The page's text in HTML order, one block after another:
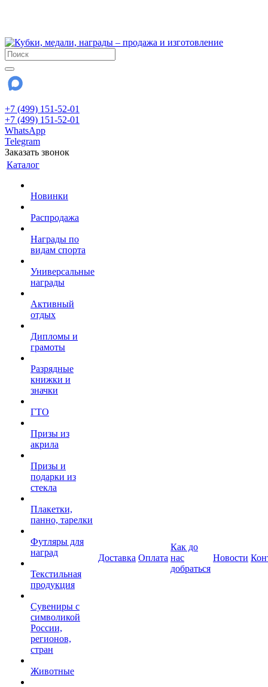
+7 (499) 151-52-01
+7 (499) 151-52-01
WhatsApp
Telegram
Заказать звонок
Каталог
Новинки
Распродажа
Награды по
видам спорта
Универсальные
награды
Активный
отдых
Дипломы и
грамоты
Разрядные
книжки и
значки
ГТО
Призы из
акрила
Призы и
подарки из
стекла
Плакетки,
панно, тарелки
Футляры для
наград
Текстильная
продукция
Сувениры с
символикой
России,
регионов,
стран
Животные
Доставка Оплата
Как до
нас
добраться
Новости